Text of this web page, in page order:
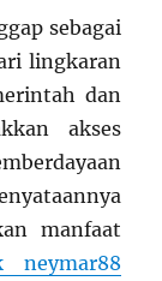
sebagai
lingkaran
dan
akses
manfaat
neymar88